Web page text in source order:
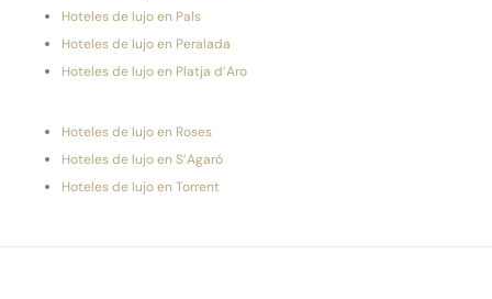
Hoteles de lujo en Pals
Hoteles de lujo en Peralada
Hoteles de lujo en Platja d’Aro
Hoteles de lujo en Roses
Hoteles de lujo en S’Agaró
Hoteles de lujo en Torrent